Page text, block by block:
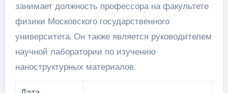
занимает должность профессора на факультете
физики Московского государственного
университета. Он также является руководителем
научной лаборатории по изучению
наноструктурных материалов.